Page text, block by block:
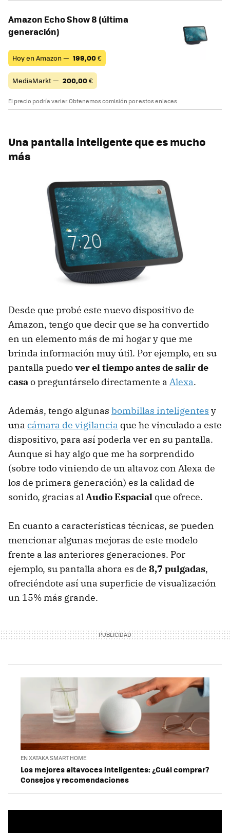
Amazon Echo Show 8 (última
generación)
Hoy en Amazon — 199,00€
MediaMarkt — 200,00€
El precio podría variar. Obtenemos comisión por estos enlaces
Una pantalla inteligente que es mucho
más
Desde que probé este nuevo dispositivo de
Amazon, tengo que decir que se ha convertido
en un elemento más de mi hogar y que me
brinda información muy útil. Por ejemplo, en su
pantalla puedover el tiempo antes de salir de
casao preguntárselo directamente a Alexa.
Además, tengo algunas bombillas inteligentes y
una cámara de vigilancia que he vinculado a este
dispositivo, para así poderla ver en su pantalla.
Aunque si hay algo que me ha sorprendido
(sobre todo viniendo de un altavoz con Alexa de
los de primera generación) es la calidad de
sonido, gracias alAudio Espacial que ofrece.
En cuanto a características técnicas, se pueden
mencionar algunas mejoras de este modelo
frente a las anteriores generaciones. Por
ejemplo, su pantalla ahora es de 8,7 pulgadas,
ofreciéndote así una superficie de visualización
un 15% más grande.
EN XATAKA SMART HOME
Los mejores altavoces inteligentes: ¿Cuál comprar?
Consejos y recomendaciones